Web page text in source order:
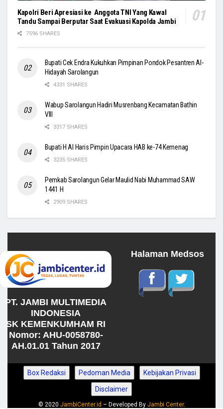
Kapolri Beri Apresiasi ke Anggota TNI Yang Kawal
Tandu Sampai Berputar Saat Evakuasi Kapolda Jambi
7596 SHARES
Bupati Cek Endra Kukuhkan Pimpinan Pondok Pesantren Al-
Hidayah Sarolangun
4331 SHARES
Wabup Sarolangun Hadiri Musrenbang Kecamatan Bathin
VIII
3317 SHARES
Bupati H Al Haris Pimpin Upacara HAB ke-74 Kemenag
3235 SHARES
Pemkab Sarolangun Gelar Maulid Nabi Muhammad SAW
1441 H
2909 SHARES
PT. JAMBI MULTIMEDIA
INDONESIA
SK KEMENKUMHAM RI
Nomor: AHU-0058780-
AH.01.01 Tahun 2017
Halaman Medsos
Box Redaksi Pedoman Media Kebijakan Privasi
Disclaimer
© 2020 JambiCenter.id – Developed By Jambi Center.